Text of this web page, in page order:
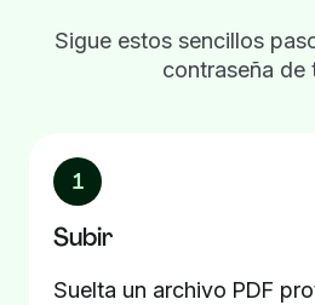
Sigue estos sencillos
contraseña de
1
Subir
Suelta un archivo PDF